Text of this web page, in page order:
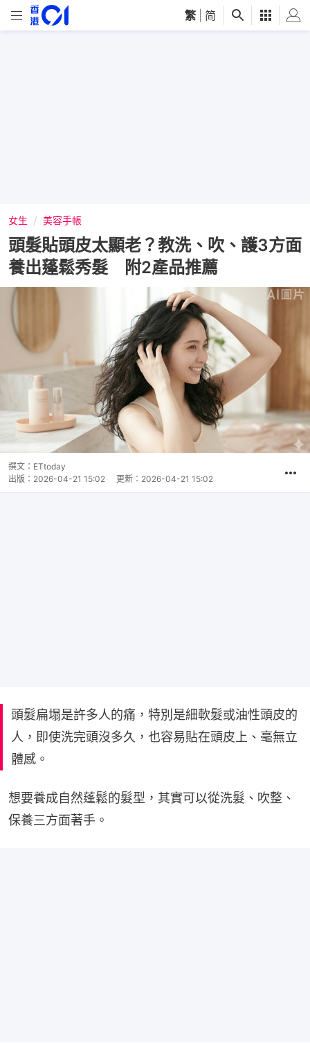
繁 简
女生 美容手帳
頭髮貼頭皮太顯老？教洗、吹、護3方面
養出蓬鬆秀髮 附2產品推薦
撰文： ETtoday
出版： 2026-04-21 15:02 更新： 2026-04-21 15:02
頭髮扁塌是許多人的痛，特別是細軟髮或油性頭皮的
人，即使洗完頭沒多久，也容易貼在頭皮上、毫無立
體感。
想要養成自然蓬鬆的髮型，其實可以從洗髮、吹整、
保養三方面著手。